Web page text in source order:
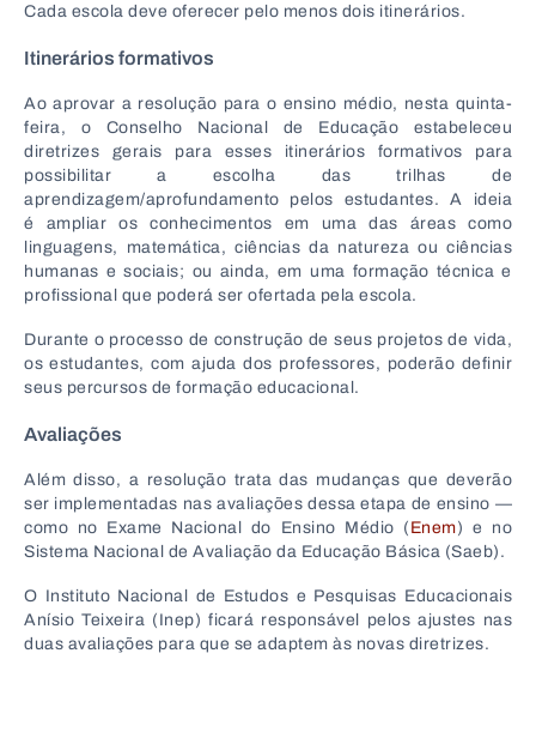
Cada escola deve oferecer pelo menos dois itinerários.
Itinerários formativos
Ao aprovar a resolução para o ensino médio, nesta quinta-
feira, o Conselho Nacional de Educação estabeleceu
diretrizes gerais para esses itinerários formativos para
possibilitar a escolha das trilhas de
aprendizagem/aprofundamento pelos estudantes. A ideia
é ampliar os conhecimentos em uma das áreas como
linguagens, matemática, ciências da natureza ou ciências
humanas e sociais; ou ainda, em uma formação técnica e
profissional que poderá ser ofertada pela escola.
Durante o processo de construção de seus projetos de vida,
os estudantes, com ajuda dos professores, poderão definir
seus percursos de formação educacional.
Avaliações
Além disso, a resolução trata das mudanças que deverão
ser implementadas nas avaliações dessa etapa de ensino —
como no Exame Nacional do Ensino Médio ( Enem) e no
Sistema Nacional de Avaliação da Educação Básica (Saeb).
O Instituto Nacional de Estudos e Pesquisas Educacionais
Anísio Teixeira (Inep) ficará responsável pelos ajustes nas
duas avaliações para que se adaptem às novas diretrizes.